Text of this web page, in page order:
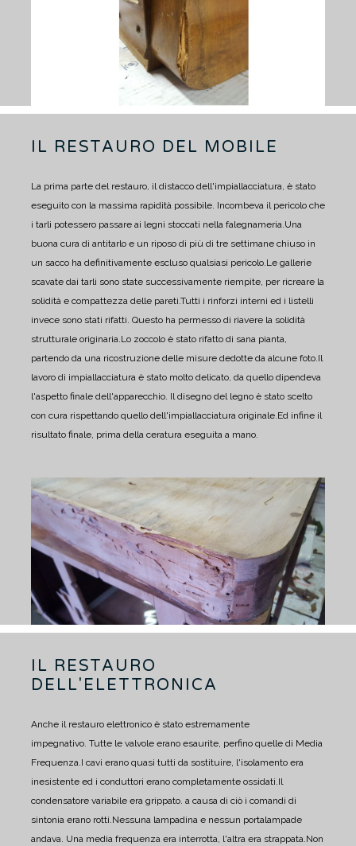
IL RESTAURO DEL MOBILE
La prima parte del restauro, il distacco dell'impiallacciatura, è stato
eseguito con la massima rapidità possibile. Incombeva il pericolo che
i tarli potessero passare ai legni stoccati nella falegnameria.Una
buona cura di antitarlo e un riposo di più di tre settimane chiuso in
un sacco ha definitivamente escluso qualsiasi pericolo.Le gallerie
scavate dai tarli sono state successivamente riempite, per ricreare la
solidità e compattezza delle pareti.Tutti i rinforzi interni ed i listelli
invece sono stati rifatti. Questo ha permesso di riavere la solidità
strutturale originaria.Lo zoccolo è stato rifatto di sana pianta,
partendo da una ricostruzione delle misure dedotte da alcune foto.Il
lavoro di impiallacciatura è stato molto delicato, da quello dipendeva
l'aspetto finale dell'apparecchio. Il disegno del legno è stato scelto
con cura rispettando quello dell'impiallacciatura originale.Ed infine il
risultato finale, prima della ceratura eseguita a mano.
IL RESTAURO
DELL'ELETTRONICA
Anche il restauro elettronico è stato estremamente
impegnativo. Tutte le valvole erano esaurite, perfino quelle di Media
Frequenza.I cavi erano quasi tutti da sostituire, l'isolamento era
inesistente ed i conduttori erano completamente ossidati.Il
condensatore variabile era grippato. a causa di ciò i comandi di
sintonia erano rotti.Nessuna lampadina e nessun portalampade
andava. Una media frequenza era interrotta, l'altra era strappata.Non